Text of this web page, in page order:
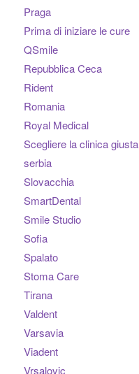
Praga
Prima di iniziare le cure
QSmile
Repubblica Ceca
Rident
Romania
Royal Medical
Scegliere la clinica giusta
serbia
Slovacchia
SmartDental
Smile Studio
Sofia
Spalato
Stoma Care
Tirana
Valdent
Varsavia
Viadent
Vrsalovic